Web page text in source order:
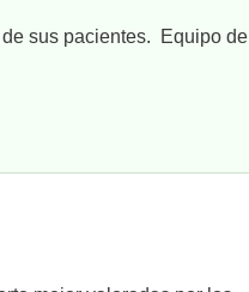
sus pacientes. Equipo de